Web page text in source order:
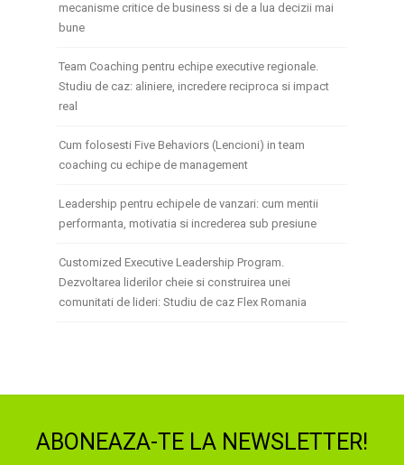
mecanisme critice de business si de a lua decizii mai
bune
Team Coaching pentru echipe executive regionale.
Studiu de caz: aliniere, incredere reciproca si impact
real
Cum folosesti Five Behaviors (Lencioni) in team
coaching cu echipe de management
Leadership pentru echipele de vanzari: cum mentii
performanta, motivatia si increderea sub presiune
Customized Executive Leadership Program.
Dezvoltarea liderilor cheie si construirea unei
comunitati de lideri: Studiu de caz Flex Romania
ABONEAZA-TE LA NEWSLETTER!